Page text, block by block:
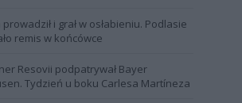
i grał w osłabieniu. Podlasie
remis w końcówce
Resovii podpatrywał Bayer
Tydzień u boku Carlesa Martíneza